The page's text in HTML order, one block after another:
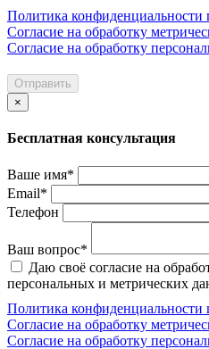
Политика конфиденциальности
Согласие на обработку
Согласие на обработку
Отправить
×
Бесплатная консультация
Ваше имя*
Email*
Телефон
Ваш вопрос*
Даю своё согласие на
персональных и метрических
Политика конфиденциальности
Согласие на обработку
Согласие на обработку